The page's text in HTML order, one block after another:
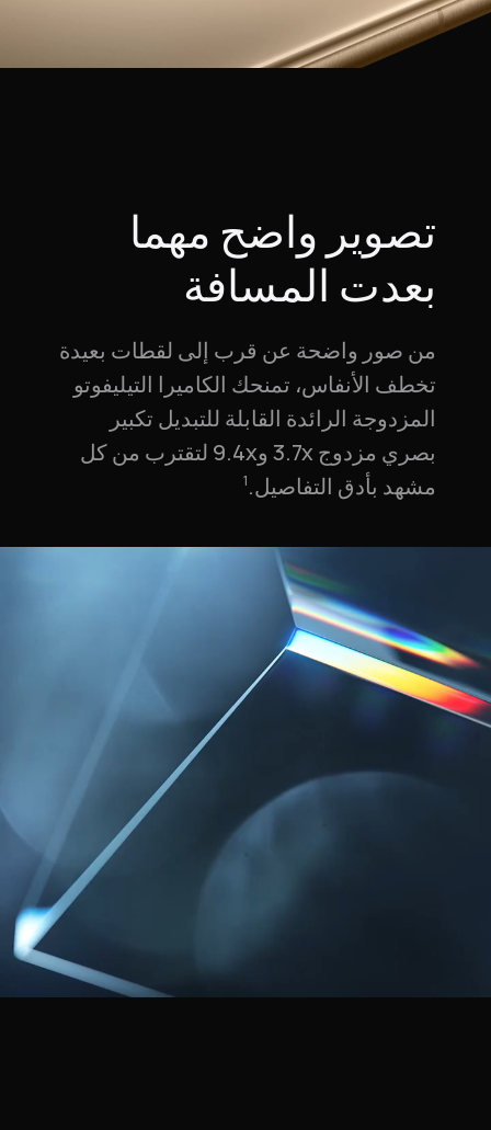
تصوير واضح مهما
بعدت المسافة
من صور واضحة عن قرب إلى لقطات بعيدة
تخطف الأنفاس، تمنحك الكاميرا التيليفوتو
المزدوجة الرائدة القابلة للتبديل تكبير
بصري مزدوج 3.7x و9.4x لتقترب من كل
مشهد بأدق التفاصيل.⁠1